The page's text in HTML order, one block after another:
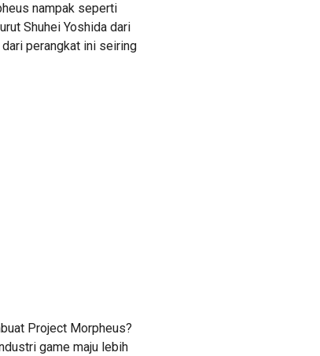
nampak seperti
Shuhei Yoshida dari
perangkat ini seiring
Project Morpheus?
game maju lebih